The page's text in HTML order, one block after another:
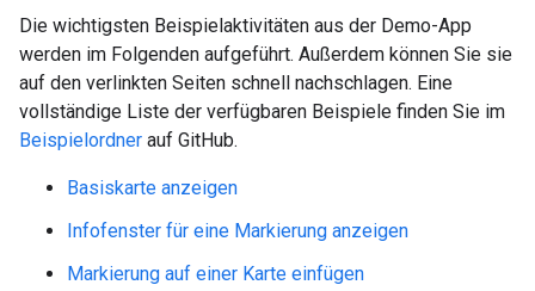
Die wichtigsten Beispielaktivitäten aus der Demo-App
werden im Folgenden aufgeführt. Außerdem können Sie sie
auf den verlinkten Seiten schnell nachschlagen. Eine
vollständige Liste der verfügbaren Beispiele finden Sie im
Beispielordner auf GitHub.
Basiskarte anzeigen
Infofenster für eine Markierung anzeigen
Markierung auf einer Karte einfügen